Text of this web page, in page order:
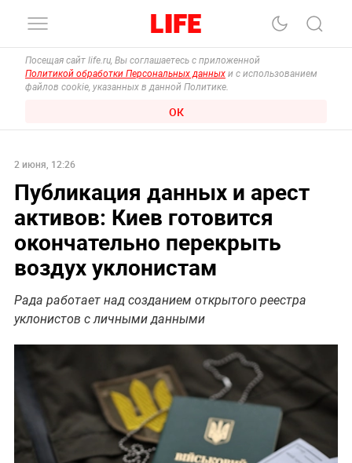
Посещая сайт life.ru, Вы соглашаетесь с приложенной
Политикой обработки Персональных данных и с использованием
файлов cookie, указанных в данной Политике.
ОК
2 июня, 12:26
Публикация данных и арест
активов: Киев готовится
окончательно перекрыть
воздух уклонистам
Рада работает над созданием открытого реестра
уклонистов с личными данными